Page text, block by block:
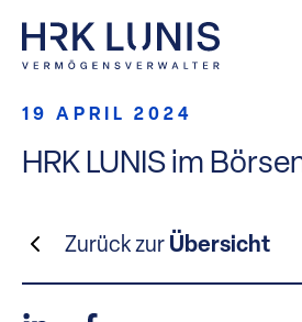
19 APRIL 2024
HRK LUNIS im
Zurück zur Übersicht